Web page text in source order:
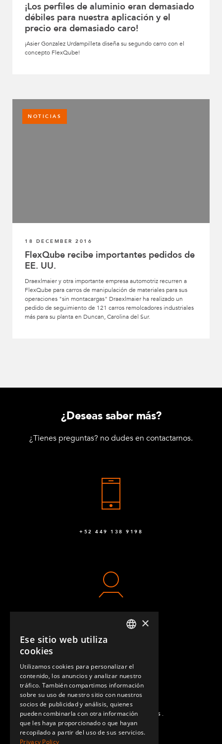
¡Los perfiles de aluminio eran demasiado
débiles para nuestra aplicación y el
precio era demasiado caro!
¡Asier Gonzalez Urdampilleta diseña su segundo carro con el
concepto FlexQube!
NOTICIAS
18 DECEMBER 2016
FlexQube recibe importantes pedidos de
EE. UU.
Draexlmaier y otra importante empresa automotriz recurren a
FlexQube para carros de manipulación de materiales para sus
operaciones "sin montacargas" Draexlmaier ha realizado un
pedido de seguimiento de 121 carros remolcadores industriales
más para su planta en Duncan, Carolina del Sur.
¿Deseas saber más?
¿Tienes preguntas? no dudes en contactarnos.
+52 449 138 9198
CONTACTO
PREGUNTAS MÁS FRECUENTES.
×
Ese sitio web utiliza
cookies
Utilizamos cookies para personalizar el
contenido, los anuncios y analizar nuestro
tráfico. También compartimos información
sobre su uso de nuestro sitio con nuestros
socios de publicidad y análisis, quienes
pueden combinarla con otra información
que les haya proporcionado o que hayan
recopilado a partir del uso de sus servicios.
Privacy Policy